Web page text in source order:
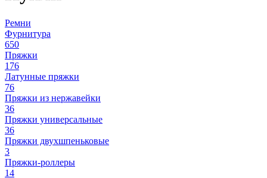
Ремни
Фурнитура
650
Пряжки
176
Латунные пряжки
76
Пряжки из нержавейки
36
Пряжки универсальные
36
Пряжки двухшпеньковые
3
Пряжки-роллеры
14